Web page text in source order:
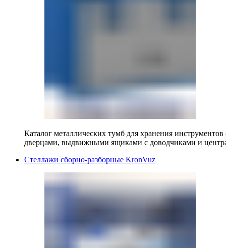
Каталог металлических тумб для хранения
дверцами, выдвижными ящиками с доводчиками и
Стеллажи сборно-разборные KronVuz